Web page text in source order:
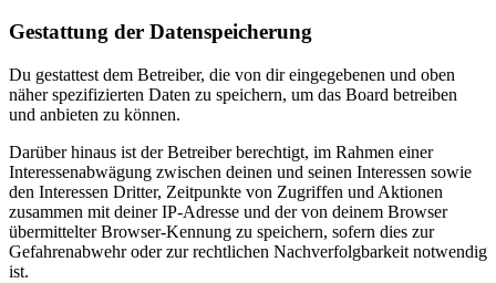
Gestattung der Datenspeicherung
Du gestattest dem Betreiber, die von dir eingegebenen und oben
näher spezifizierten Daten zu speichern, um das Board betreiben
und anbieten zu können.
Darüber hinaus ist der Betreiber berechtigt, im Rahmen einer
Interessenabwägung zwischen deinen und seinen Interessen sowie
den Interessen Dritter, Zeitpunkte von Zugriffen und Aktionen
zusammen mit deiner IP-Adresse und der von deinem Browser
übermittelter Browser-Kennung zu speichern, sofern dies zur
Gefahrenabwehr oder zur rechtlichen Nachverfolgbarkeit notwendig
ist.